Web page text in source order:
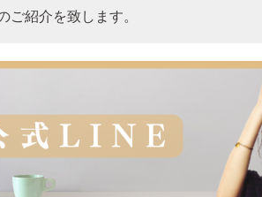
ご紹介を致します。